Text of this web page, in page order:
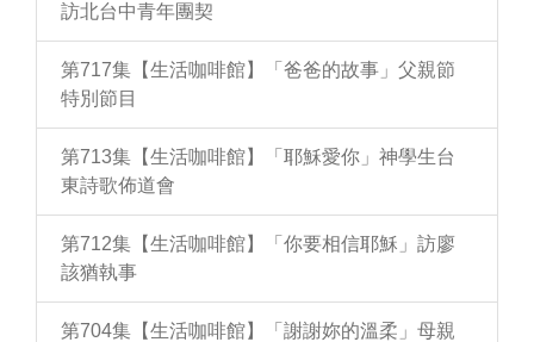
訪北台中青年團契
第717集【生活咖啡館】「爸爸的故事」父親節
特別節目
第713集【生活咖啡館】「耶穌愛你」神學生台
東詩歌佈道會
第712集【生活咖啡館】「你要相信耶穌」訪廖
該猶執事
第704集【生活咖啡館】「謝謝妳的溫柔」母親